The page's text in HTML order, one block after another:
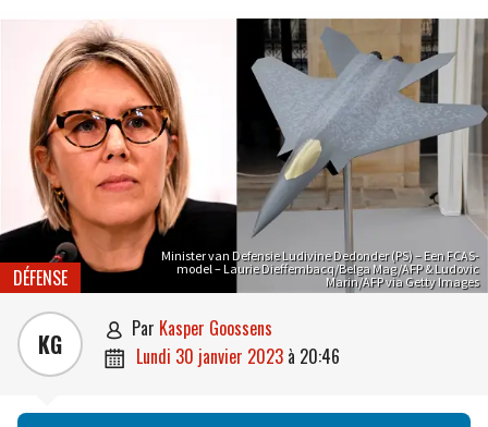
Minister van Defensie Ludivine Dedonder (PS) – Een FCAS-
model – Laurie Dieffembacq/Belga Mag/AFP & Ludovic
Marin/AFP via Getty Images
DÉFENSE
KG  par Kasper Goossens
 lundi 30 janvier 2023 à 20:46